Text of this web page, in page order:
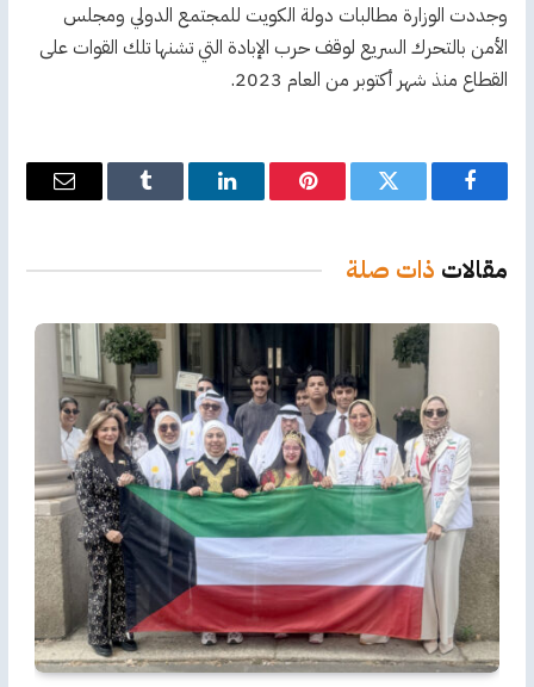
وجددت الوزارة مطالبات دولة الكويت للمجتمع الدولي ومجلس
الأمن بالتحرك السريع لوقف حرب الإبادة التي تشنها تلك القوات على
القطاع منذ شهر أكتوبر من العام 2023.
فيسبوك تويتر بينتيريستلينكدإن Tumblr
البريد
مقالات ذات صلة